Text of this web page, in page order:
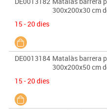
300x200x30 cm
15 - 20 dies
DE0013184 Matalàs barrera
300x200x50 cm
15 - 20 dies